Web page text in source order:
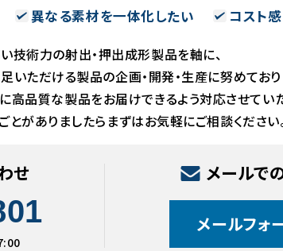
異なる素材を一体化したい コスト
技術力の射出・押出成形製品を軸に、
いただける製品の企画・開発・生産に努めており
高品質な製品をお届けできるよう対応させてい
とがありましたらまずはお気軽にご相談ください
せ メールで
メールフォ